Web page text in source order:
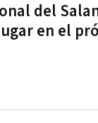
del
en el